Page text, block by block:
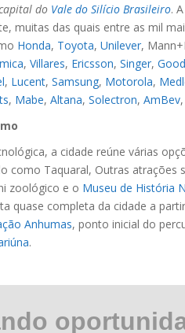
do Vale do Silício Brasileiro.
muitas das quais entre as mil
Honda, Toyota, Unilever,
, Villares, Ericsson, Singer,
, Lucent, Samsung, Motorola,
, Mabe, Altana, Solectron, AmBev,
a cidade reúne várias
como Taquaral, Outras atrações
zoológico e o Museu de História
quase completa da cidade a
Anhumas, ponto inicial do
.